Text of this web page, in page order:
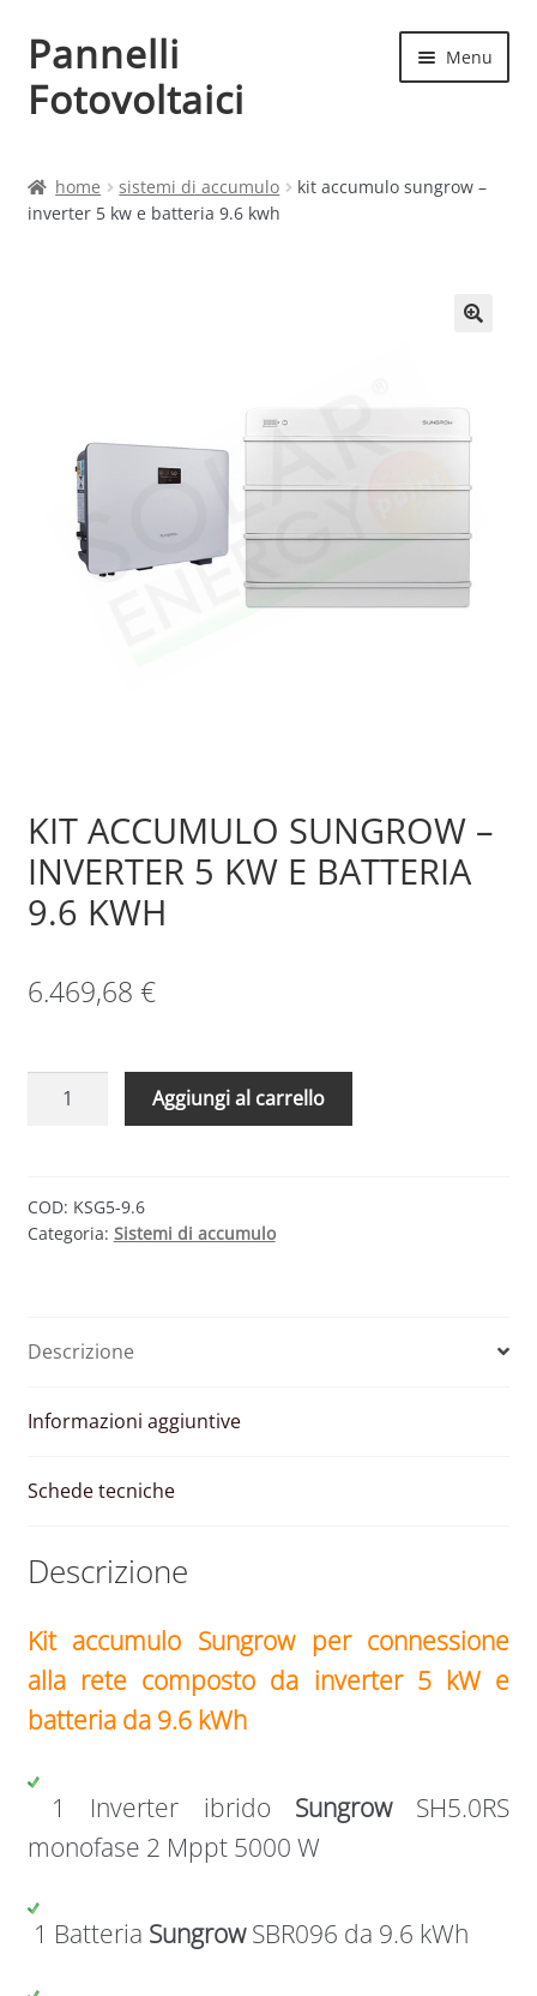
Vai
alla
navigazione
Vai
al
contenuto
Pannelli
Fotovoltaici
Menu
Cart
My account
Produttori
home sistemi di accumulo
kit accumulo sungrow –
inverter 5 kw e batteria 9.6 kwh
KIT ACCUMULO SUNGROW –
INVERTER 5 KW E BATTERIA
9.6 KWH
6.469,68 €
INVERTER
5
9.6
quantità
Aggiungi al carrello
COD: KSG5-9.6
Categoria: Sistemi di accumulo
Descrizione
Informazioni aggiuntive
Schede tecniche
Descrizione
Kit accumulo Sungrow per connessione
alla rete composto da inverter 5 kW e
batteria da 9.6 kWh
1 Inverter ibrido Sungrow SH5.0RS
monofase 2 Mppt 5000 W
1 Batteria SungrowSBR096 da 9.6 kWh